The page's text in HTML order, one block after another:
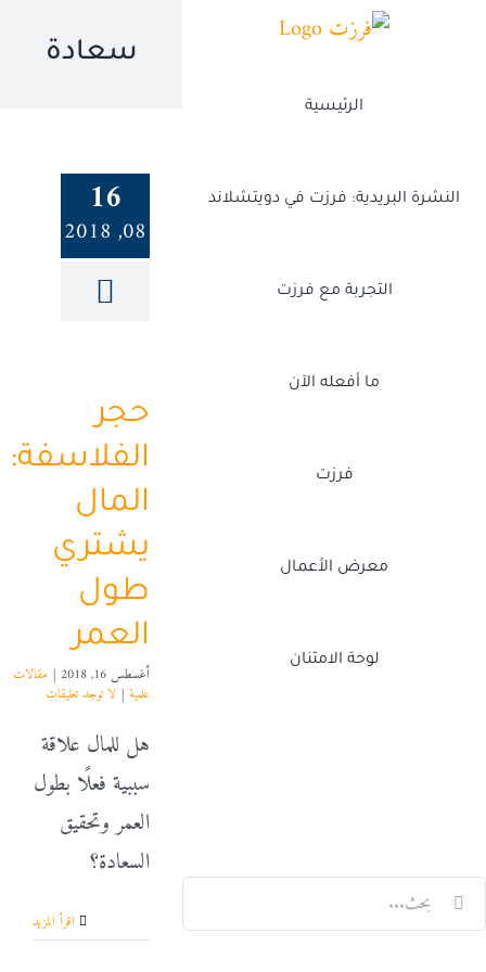
الرئيسية
النشرة البريدية: فرزت في دويتشلاند
التجربة مع فرزت
ما أفعله الآن
فرزت
معرض الأعمال
لوحة الامتنان
البحث
عن:
سعادة
16
08, 2018
حجر
الفلاسفة:
المال
يشتري
طول
العمر
أغسطس 16, 2018 | مقالات
علمية | لا توجد تعليقات
هل للمال علاقة
سببية فعلًا بطول
العمر وتحقيق
السعادة؟